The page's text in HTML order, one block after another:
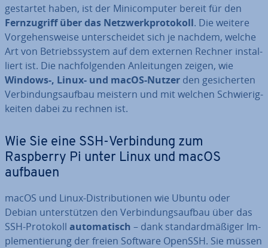
gestartet haben, ist der Mi­ni­com­pu­ter bereit für den
Fern­zu­griff über das Netz­werk­pro­to­koll. Die weitere
Vor­ge­hens­wei­se un­ter­schei­det sich je nachdem, welche
Art von Be­triebs­sys­tem auf dem externen Rechner in­stal­
liert ist. Die nach­fol­gen­den An­lei­tun­gen zeigen, wie
Windows-, Linux- und macOS-Nutzer den ge­si­cher­ten
Ver­bin­dungs­auf­bau meistern und mit welchen Schwie­rig­
kei­ten dabei zu rechnen ist.
Wie Sie eine SSH-Ver­bin­dung zum
Raspberry Pi unter Linux und macOS
aufbauen
macOS und Linux-Dis­tri­bu­tio­nen wie Ubuntu oder
Debian un­ter­stüt­zen den Ver­bin­dungs­auf­bau über das
SSH-Protokoll au­to­ma­tisch – dank stan­dard­mä­ßi­ger Im­
ple­men­tie­rung der freien Software OpenSSH. Sie müssen